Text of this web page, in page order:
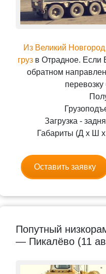
Из Великий
груз в Отрадное. Если
обратном
Загрузка -
Габариты (Д x Ш
Оставить заявку
Попутный
— Пикалёво (11